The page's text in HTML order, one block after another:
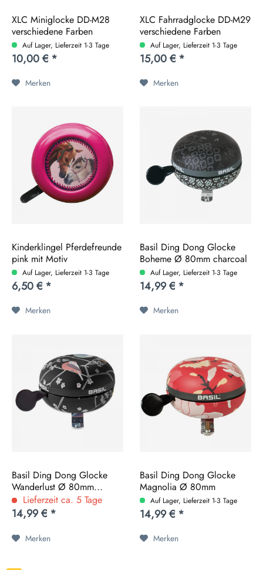
XLC Miniglocke DD-M28
verschiedene Farben
Auf Lager, Lieferzeit 1-3 Tage
10,00 € *
Merken
XLC Fahrradglocke DD-M29
verschiedene Farben
Auf Lager, Lieferzeit 1-3 Tage
15,00 € *
Merken
Kinderklingel Pferdefreunde
pink mit Motiv
Auf Lager, Lieferzeit 1-3 Tage
6,50 € *
Merken
Basil Ding Dong Glocke
Boheme Ø 80mm charcoal
Auf Lager, Lieferzeit 1-3 Tage
14,99 € *
Merken
Basil Ding Dong Glocke
Wanderlust Ø 80mm...
Lieferzeit ca. 5 Tage
14,99 € *
Merken
Basil Ding Dong Glocke
Magnolia Ø 80mm
versch....
Auf Lager, Lieferzeit 1-3 Tage
14,99 € *
Merken